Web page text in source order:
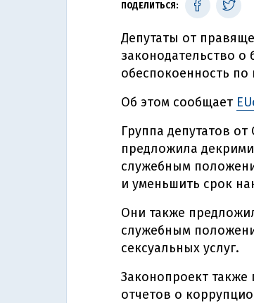
ПОДЕЛИТЬСЯ:
Депутаты от
законодательство о
обеспокоенность по
Об этом сообщает
Группа депутатов
предложила
служебным
и уменьшить срок
Они также
служебным
сексуальных услуг.
Законопроект также
отчетов о